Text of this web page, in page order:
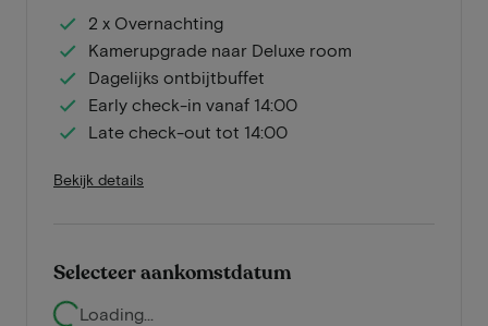
2 x Overnachting
Kamerupgrade naar Deluxe room
Dagelijks ontbijtbuffet
Early check-in vanaf 14:00
Late check-out tot 14:00
Bekijk details
Selecteer aankomstdatum
Loading...